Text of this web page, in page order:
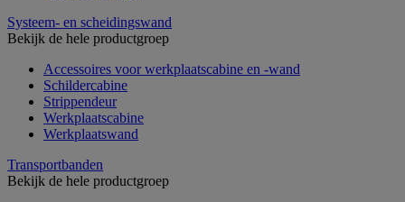
Systeem- en scheidingswand
Bekijk de hele productgroep
Accessoires voor werkplaatscabine en -wand
Schildercabine
Strippendeur
Werkplaatscabine
Werkplaatswand
Transportbanden
Bekijk de hele productgroep